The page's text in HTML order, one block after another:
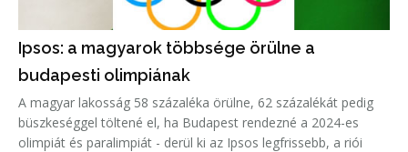
Ipsos: a magyarok többsége örülne a
budapesti olimpiának
A magyar lakosság 58 százaléka örülne, 62 százalékát pedig
büszkeséggel töltené el, ha Budapest rendezné a 2024-es
olimpiát és paralimpiát - derül ki az Ipsos legfrissebb, a riói